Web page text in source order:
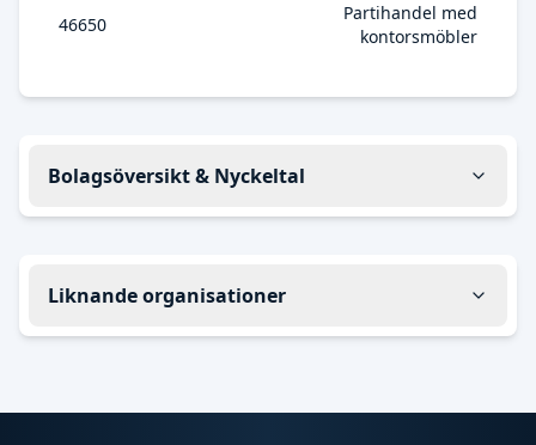
46650
Partihandel med
kontorsmöbler
Bolagsöversikt & Nyckeltal
Liknande organisationer